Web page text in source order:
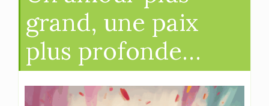
grand, une paix
plus profonde…